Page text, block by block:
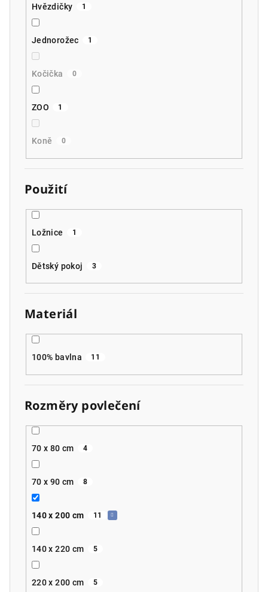
Hvězdičky 1
Jednorožec 1
Kočička 0
ZOO 1
Koně 0
Použití
Ložnice 1
Dětský pokoj 3
Materiál
100% bavlna 11
Rozměry povlečení
70 x 80 cm 4
70 x 90 cm 8
140 x 200 cm 11
140 x 220 cm 5
220 x 200 cm 5